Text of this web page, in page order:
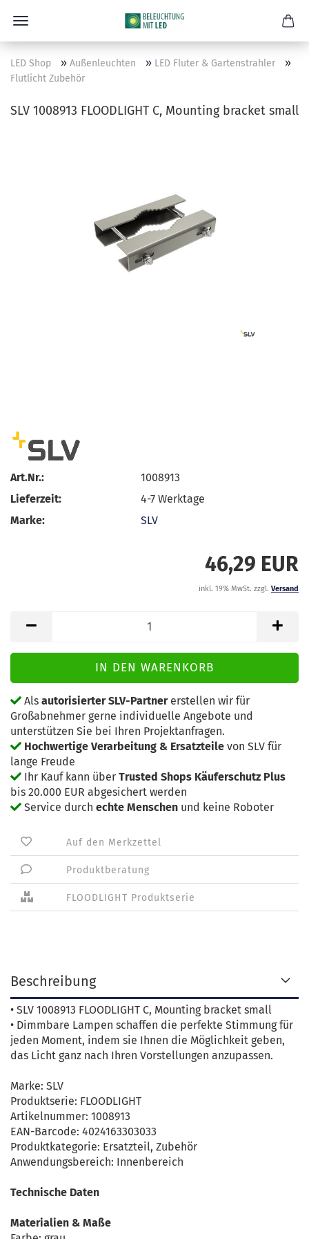
LED Shop » Außenleuchten » LED Fluter & Gartenstrahler »
Flutlicht Zubehör
SLV 1008913 FLOODLIGHT C, Mounting bracket small
Art.Nr.:
1008913
Lieferzeit:
4-7 Werktage
Marke:
SLV
46,29 EUR
inkl. 19% MwSt. zzgl. Versand
Als autorisierter SLV-Partnererstellen wir für
Großabnehmer gerne individuelle Angebote und
unterstützen Sie bei Ihren Projektanfragen.
Hochwertige Verarbeitung & Ersatzteile von SLV für
lange Freude
Ihr Kauf kann über Trusted Shops Käuferschutz Plus
bis 20.000 EUR abgesichert werden
Service durch echte Menschen und keine Roboter
Auf den Merkzettel
Produktberatung
FLOODLIGHT Produktserie
Beschreibung
• SLV 1008913 FLOODLIGHT C, Mounting bracket small
• Dimmbare Lampen schaffen die perfekte Stimmung für
jeden Moment, indem sie Ihnen die Möglichkeit geben,
das Licht ganz nach Ihren Vorstellungen anzupassen.
Marke: SLV
Produktserie: FLOODLIGHT
Artikelnummer: 1008913
EAN-Barcode: 4024163303033
Produktkategorie: Ersatzteil, Zubehör
Anwendungsbereich: Innenbereich
Technische Daten
Materialien & Maße